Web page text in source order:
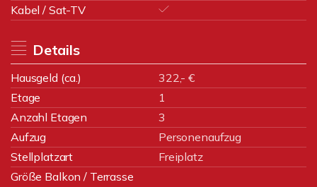
Kabel / Sat-TV
Details
Hausgeld (ca.)
322,- €
Etage
1
Anzahl Etagen
3
Aufzug
Personenaufzug
Stellplatzart
Freiplatz
Größe Balkon / Terrasse